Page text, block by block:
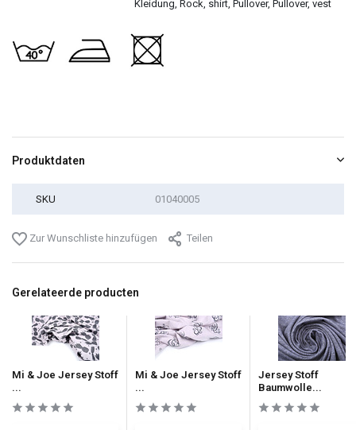
Kleidung, Rock, shirt, Pullover, Pullover, vest
Produktdaten
SKU 01040005
Zur Wunschliste hinzufügen Teilen
Gerelateerde producten
Mi & Joe Jersey Stoff
...
Mi & Joe Jersey Stoff
...
Jersey Stoff
Baumwolle...